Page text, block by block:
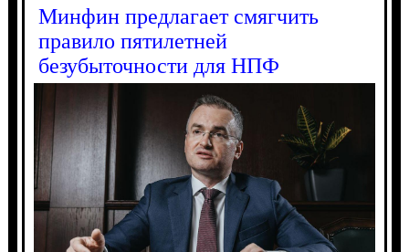
Минфин предлагает смягчить
правило пятилетней
безубыточности для НПФ